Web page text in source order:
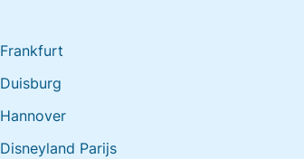
Frankfurt
Duisburg
Hannover
Disneyland Parijs